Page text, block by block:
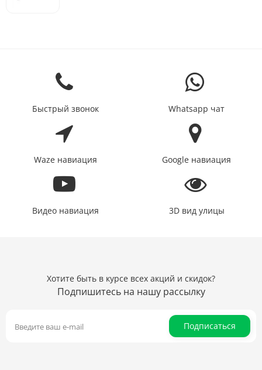
Быстрый звонок Whatsapp чат
Waze навиация Google навиация
Видео навиация 3D вид улицы
Хотите быть в курсе всех акций и скидок?
Подпишитесь на нашу рассылку
Подписаться